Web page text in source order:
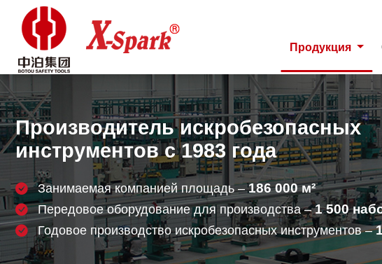
Продукция
Производитель искробезопасных
инструментов с 1983 года
Занимаемая компанией площадь –186 000м²
Передовое оборудование для производства –1 500
Годовое производство искробезопасных инструментов –